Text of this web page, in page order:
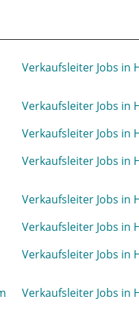
Verkaufsleiter Jobs in
Verkaufsleiter Jobs in
Verkaufsleiter Jobs in
Verkaufsleiter Jobs in
Verkaufsleiter Jobs in
Verkaufsleiter Jobs in
Verkaufsleiter Jobs in
Verkaufsleiter Jobs in